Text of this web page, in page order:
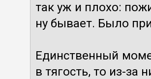
так уж и плохо:
ну бывает. Было
Единственный
в тягость, то из-за